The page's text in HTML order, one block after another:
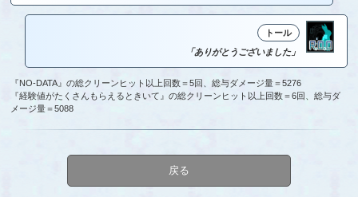
トール
「ありがとうございました」
『NO-DATA』の総クリーンヒット以上回数＝5回、総与ダメージ量＝5276
『経験値がたくさんもらえるときいて』の総クリーンヒット以上回数＝6回、総与ダ
メージ量＝5088
戻る